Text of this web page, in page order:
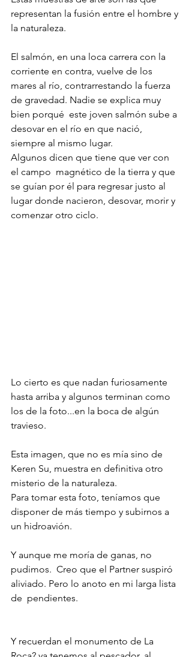
representan la fusión entre el hombre y
la naturaleza.
El salmón, en una loca carrera con la
corriente en contra, vuelve de los
mares al río, contrarrestando la fuerza
de gravedad. Nadie se explica muy
bien porqué  este joven salmón sube a
desovar en el río en que nació,
siempre al mismo lugar.
Algunos dicen que tiene que ver con
el campo  magnético de la tierra y que
se guían por él para regresar justo al
lugar donde nacieron, desovar, morir y
comenzar otro ciclo.
Lo cierto es que nadan furiosamente
hasta arriba y algunos terminan como
los de la foto...en la boca de algún
travieso.
Esta imagen, que no es mía sino de
Keren Su, muestra en definitiva otro
misterio de la naturaleza.
Para tomar esta foto, teníamos que
disponer de más tiempo y subirnos a
un hidroavión.
Y aunque me moría de ganas, no
pudimos.  Creo que el Partner suspiró
aliviado. Pero lo anoto en mi larga lista
de  pendientes.
Y recuerdan el monumento de La